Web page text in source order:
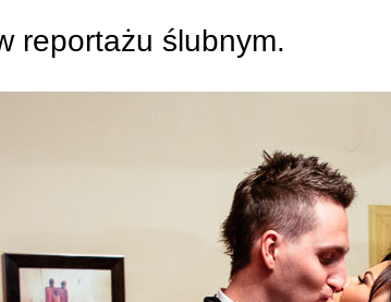
reportażu ślubnym.